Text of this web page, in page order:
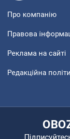
Про компанію
Правова
Реклама на сайті
Редакційна